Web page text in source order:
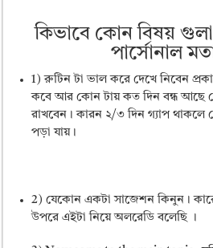
কিভাবে কোন বিষয়
পার্সোনাল
1) রুটিন টা ভাল করে দেখে নিবেন
কবে আর কোন টায় কত দিন বন্ধ আছে
রাখবেন। কারন ২/৩ দিন গ্যাপ থাকলে
পড়া যায়।
2) যেকোন একটা সাজেশন কিনুন।
উপরে এইটা নিয়ে অলরেডি বলেছি ।